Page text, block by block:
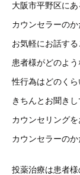
大阪市平野区に
カウンセラーの
お気軽にお話する
患者様がどのよう
性行為はどのく
きちんとお聞き
カウンセリング
カウンセラーの
投薬治療は患者様